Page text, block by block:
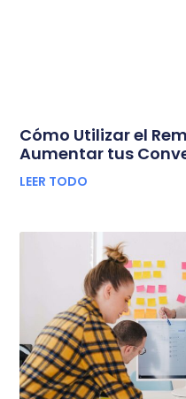
Cómo Utilizar el
Aumentar tus
LEER TODO